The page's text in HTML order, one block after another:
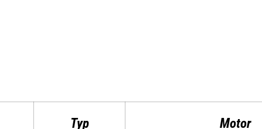
Typ Motor